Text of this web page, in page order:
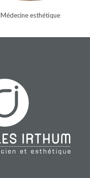
Médecine esthétique